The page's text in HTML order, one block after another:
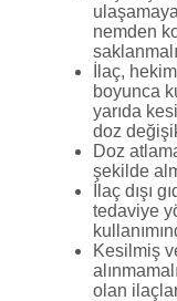
nemden
İlaç,
boyunca
yarıda
doz
Doz
şekilde
İlaç dışı
tedaviye
Kesilmiş
olan